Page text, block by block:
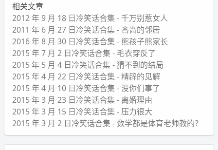
相关文章
2012 年 9 月 18 日冷笑话合集 - 千万别惹女人
2011 年 6 月 27 日冷笑话合集 - 吝啬的邻居
2016 年 8 月 30 日冷笑话合集 - 熊孩子熊家长
2015 年 7 月 2 日冷笑话合集 - 毛衣穿反了
2015 年 5 月 4 日冷笑话合集 - 猜不到的结局
2015 年 4 月 22 日冷笑话合集 - 精辟的见解
2015 年 4 月 10 日冷笑话合集 - 没你们事了
2015 年 3 月 23 日冷笑话合集 - 离婚理由
2015 年 3 月 15 日冷笑话合集 - 压力很大
2015 年 3 月 2 日冷笑话合集 - 数学都是体育老师教的？